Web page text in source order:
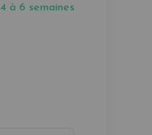
4 à 6 semaines